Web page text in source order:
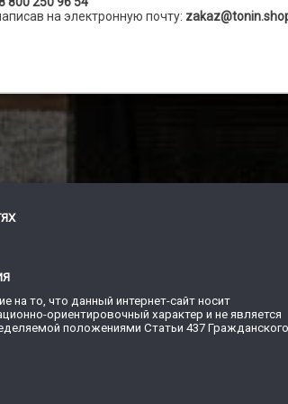
на электронную почту:
то, что данный интернет-сайт носит
ориентировочный характер и не является
положениями Статьи 437 Гражданского